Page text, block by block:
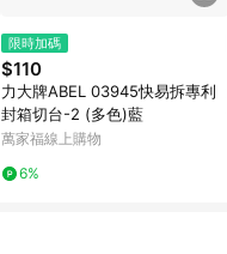
限時加碼
$110
力大牌ABEL 03945快易拆專利
封箱切台-2 (多色)藍
萬家福線上購物
6%